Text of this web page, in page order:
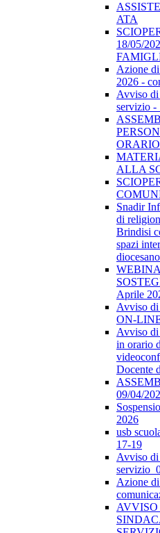
ATA
18/05/
Azione
2026 -
Avviso di
servizio -
ALLA
Snadir
di
Brindisi
spazi
Aprile
Avviso
ON-
Avviso di
in orario
Docente
09/04/
2026
usb
17-19
Avviso di
Azione